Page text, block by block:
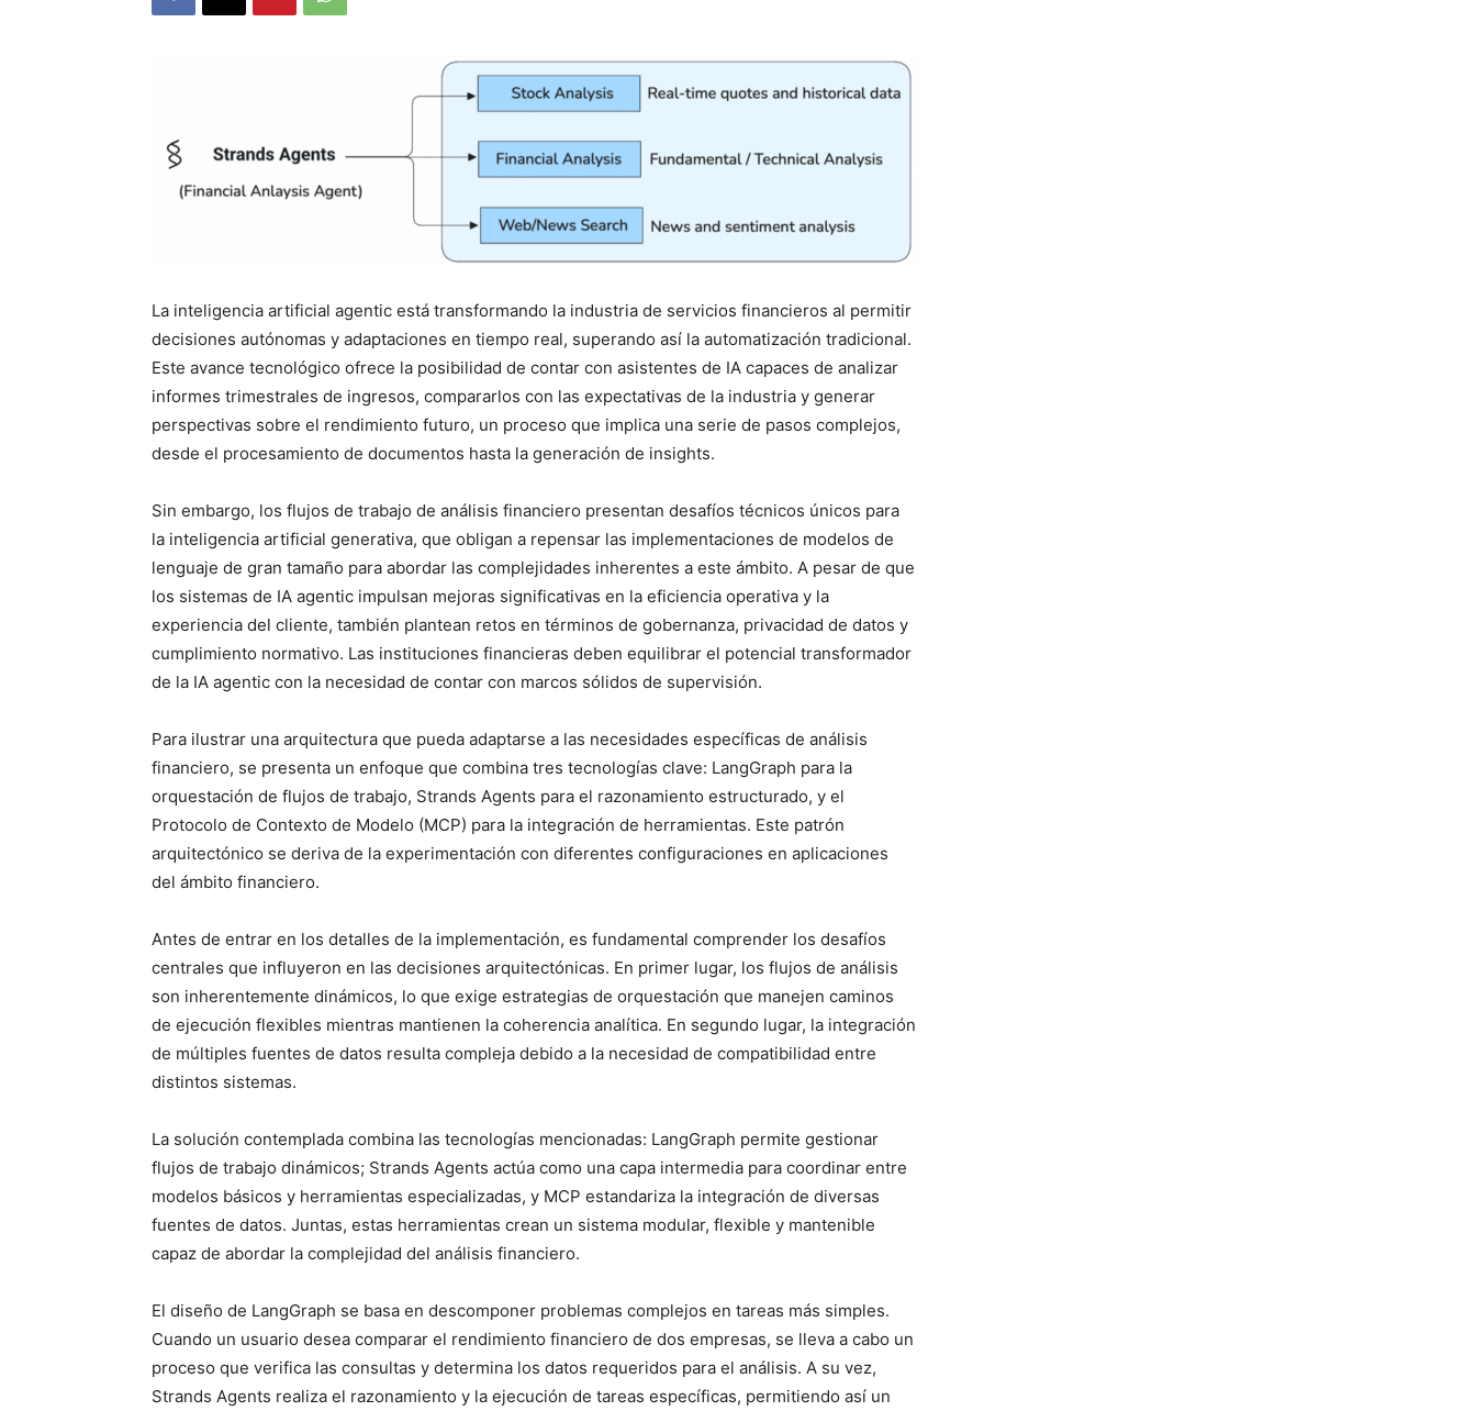
La inteligencia artificial agentic está transformando la industria de servicios financieros al permitir
decisiones autónomas y adaptaciones en tiempo real, superando así la automatización tradicional.
Este avance tecnológico ofrece la posibilidad de contar con asistentes de IA capaces de analizar
informes trimestrales de ingresos, compararlos con las expectativas de la industria y generar
perspectivas sobre el rendimiento futuro, un proceso que implica una serie de pasos complejos,
desde el procesamiento de documentos hasta la generación de insights.
Sin embargo, los flujos de trabajo de análisis financiero presentan desafíos técnicos únicos para
la inteligencia artificial generativa, que obligan a repensar las implementaciones de modelos de
lenguaje de gran tamaño para abordar las complejidades inherentes a este ámbito. A pesar de que
los sistemas de IA agentic impulsan mejoras significativas en la eficiencia operativa y la
experiencia del cliente, también plantean retos en términos de gobernanza, privacidad de datos y
cumplimiento normativo. Las instituciones financieras deben equilibrar el potencial transformador
de la IA agentic con la necesidad de contar con marcos sólidos de supervisión.
Para ilustrar una arquitectura que pueda adaptarse a las necesidades específicas de análisis
financiero, se presenta un enfoque que combina tres tecnologías clave: LangGraph para la
orquestación de flujos de trabajo, Strands Agents para el razonamiento estructurado, y el
Protocolo de Contexto de Modelo (MCP) para la integración de herramientas. Este patrón
arquitectónico se deriva de la experimentación con diferentes configuraciones en aplicaciones
del ámbito financiero.
Antes de entrar en los detalles de la implementación, es fundamental comprender los desafíos
centrales que influyeron en las decisiones arquitectónicas. En primer lugar, los flujos de análisis
son inherentemente dinámicos, lo que exige estrategias de orquestación que manejen caminos
de ejecución flexibles mientras mantienen la coherencia analítica. En segundo lugar, la integración
de múltiples fuentes de datos resulta compleja debido a la necesidad de compatibilidad entre
distintos sistemas.
La solución contemplada combina las tecnologías mencionadas: LangGraph permite gestionar
flujos de trabajo dinámicos; Strands Agents actúa como una capa intermedia para coordinar entre
modelos básicos y herramientas especializadas, y MCP estandariza la integración de diversas
fuentes de datos. Juntas, estas herramientas crean un sistema modular, flexible y mantenible
capaz de abordar la complejidad del análisis financiero.
El diseño de LangGraph se basa en descomponer problemas complejos en tareas más simples.
Cuando un usuario desea comparar el rendimiento financiero de dos empresas, se lleva a cabo un
proceso que verifica las consultas y determina los datos requeridos para el análisis. A su vez,
Strands Agents realiza el razonamiento y la ejecución de tareas específicas, permitiendo así un